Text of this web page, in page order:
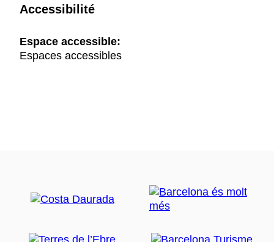
Accessibilité
Espace accessible:
Espaces accessibles